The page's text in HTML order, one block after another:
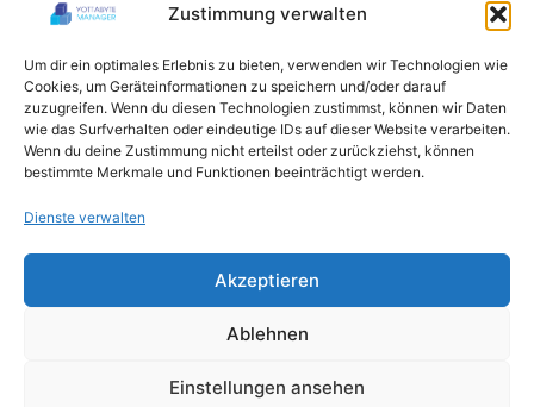
Zustimmung verwalten
Um dir ein optimales Erlebnis zu bieten, verwenden wir Technologien wie
Cookies, um Geräteinformationen zu speichern und/oder darauf
zuzugreifen. Wenn du diesen Technologien zustimmst, können wir Daten
wie das Surfverhalten oder eindeutige IDs auf dieser Website verarbeiten.
Wenn du deine Zustimmung nicht erteilst oder zurückziehst, können
bestimmte Merkmale und Funktionen beeinträchtigt werden.
Dienste verwalten
Akzeptieren
Ablehnen
Einstellungen ansehen